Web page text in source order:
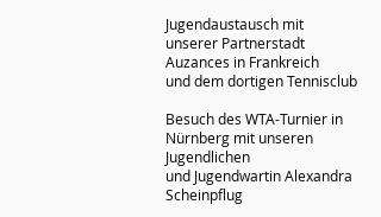
Jugendaustausch mit
unserer Partnerstadt
Auzances in Frankreich
und dem dortigen Tennisclub
Besuch des WTA-Turnier in
Nürnberg mit unseren
Jugendlichen
und Jugendwartin Alexandra
Scheinpflug